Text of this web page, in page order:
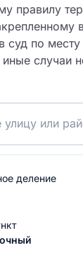
правилу
суд по месту
иные случаи
улицу или
деление